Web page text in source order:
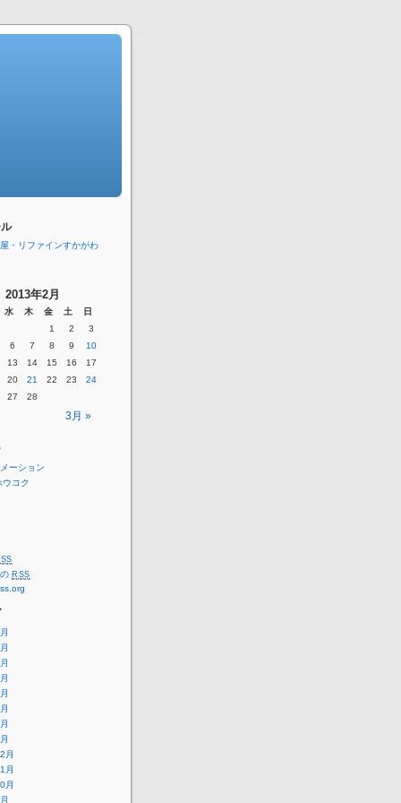
・リファインすかがわ
2013年2月
水 木 金 土 日
3月 »
1 2
3
6 7 8 9
10
13 14 15 16
17
20 21 22 23
24
27 28
ーション
ウコク
RSS
月
月
月